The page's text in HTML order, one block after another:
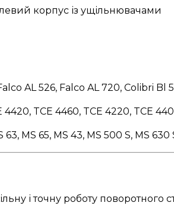
корпус із ущільнювачами
AL 526, Falco AL 720, Colibri Bl
4420, TCE 4460, TCE 4220, TCE
63, MS 65, MS 43, MS 500 S, MS 630
і точну роботу поворотного